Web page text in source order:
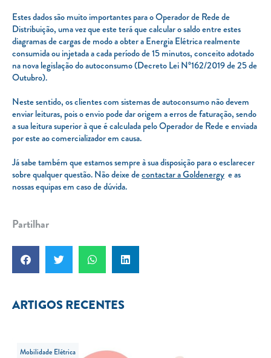
Estes dados são muito importantes para o Operador de Rede de
Distribuição, uma vez que este terá que calcular o saldo entre estes
diagramas de cargas de modo a obter a Energia Elétrica realmente
consumida ou injetada a cada período de 15 minutos, conceito adotado
na nova legislação do autoconsumo (Decreto Lei Nº162/2019 de 25 de
Outubro).
Neste sentido, os clientes com sistemas de autoconsumo não devem
enviar leituras, pois o envio pode dar origem a erros de faturação, sendo
a sua leitura superior à que é calculada pelo Operador de Rede e enviada
por este ao comercializador em causa.
Já sabe também que estamos sempre à sua disposição para o esclarecer
sobre qualquer questão. Não deixe decontactar a Goldenergy e as
nossas equipas em caso de dúvida.
Partilhar
ARTIGOS RECENTES
Mobilidade Elétrica